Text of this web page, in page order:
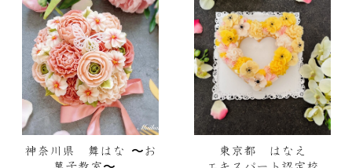
神奈川県 舞はな 〜お
東京都 はなえ